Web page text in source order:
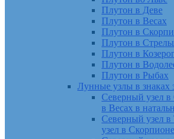
Плутон в Деве
Плутон в Весах
Плутон в
Плутон в
Плутон в
Плутон в
Плутон в Рыбах
Лунные узлы в знаках
Северный узел
в Весах в
Северный узел
узел в